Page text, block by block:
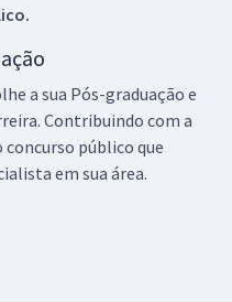
a sua Pós-graduação e
Contribuindo com a
público que
em sua área.